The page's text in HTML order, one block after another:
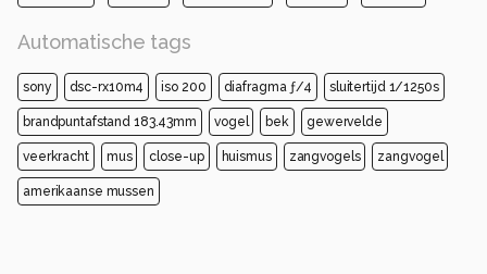
Automatische tags
sony dsc-rx10m4 iso 200 diafragma ƒ/4 sluitertijd 1/1250s
brandpuntafstand 183.43mm vogel bek gewervelde
veerkracht mus close-up huismus zangvogels zangvogel
amerikaanse mussen